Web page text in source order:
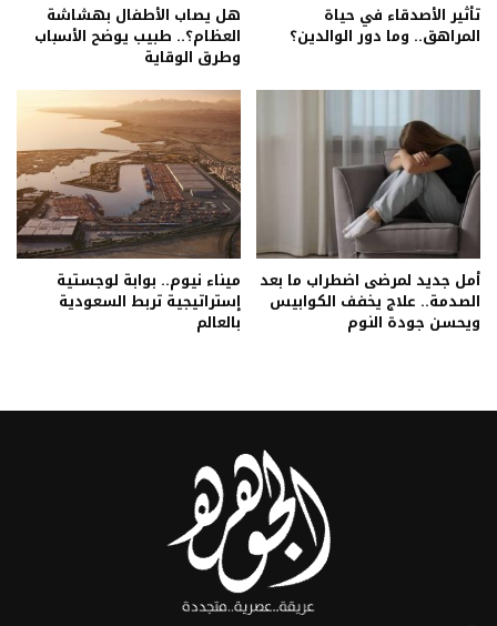
تأثير الأصدقاء في حياة
المراهق.. وما دور الوالدين؟
هل يصاب الأطفال بهشاشة
العظام؟.. طبيب يوضح الأسباب
وطرق الوقاية
أمل جديد لمرضى اضطراب ما بعد
الصدمة.. علاج يخفف الكوابيس
ويحسن جودة النوم
ميناء نيوم.. بوابة لوجستية
إستراتيجية تربط السعودية
بالعالم